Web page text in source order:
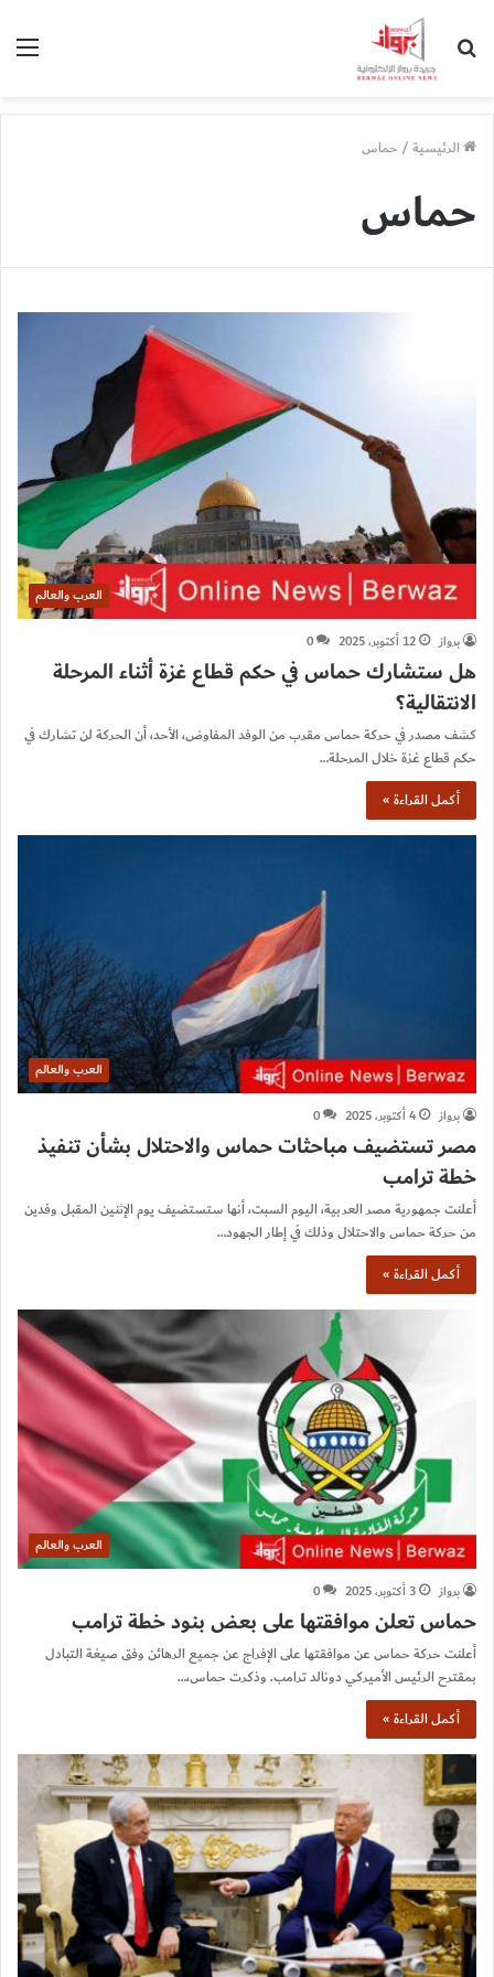
الرئيسية/حماس
حماس
العرب والعالم
برواز
12 أكتوبر، 2025 0
هل ستشارك حماس في حكم قطاع غزة أثناء المرحلة
الانتقالية؟
كشف مصدر في حركة حماس مقرب من الوفد المفاوض، الأحد، أن الحركة لن تشارك في
حكم قطاع غزة خلال المرحلة…
أكمل القراءة »
العرب والعالم
برواز
4 أكتوبر، 2025 0
مصر تستضيف مباحثات حماس والاحتلال بشأن تنفيذ
خطة ترامب
أعلنت جمهورية مصر العربية، اليوم السبت، أنها ستستضيف يوم الإثنين المقبل وفدين
من حركة حماس والاحتلال وذلك في إطار الجهود…
أكمل القراءة »
العرب والعالم
برواز
3 أكتوبر، 2025 0
حماس تعلن موافقتها على بعض بنود خطة ترامب
أعلنت حركة حماس عن موافقتها على الإفراج عن جميع الرهائن وفق صيغة التبادل
بمقترح الرئيس الأميركي دونالد ترامب. وذكرت حماس،…
أكمل القراءة »